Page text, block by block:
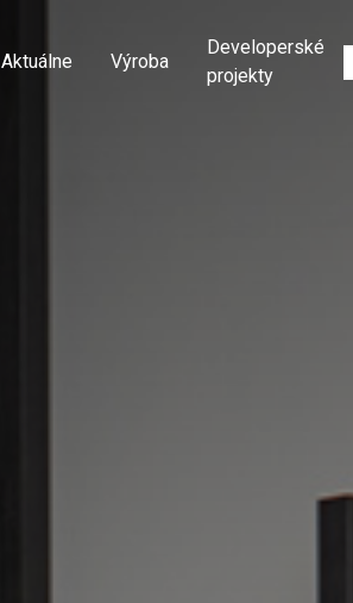
Aktuálne Výroba
Developerské
projekty